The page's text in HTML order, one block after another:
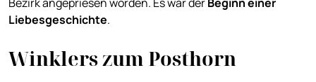
Liebesgeschichte.
Winklers zum Posthorn